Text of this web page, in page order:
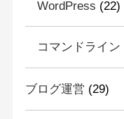
WordPress (22)
コマンドライン
ブログ運営 (29)